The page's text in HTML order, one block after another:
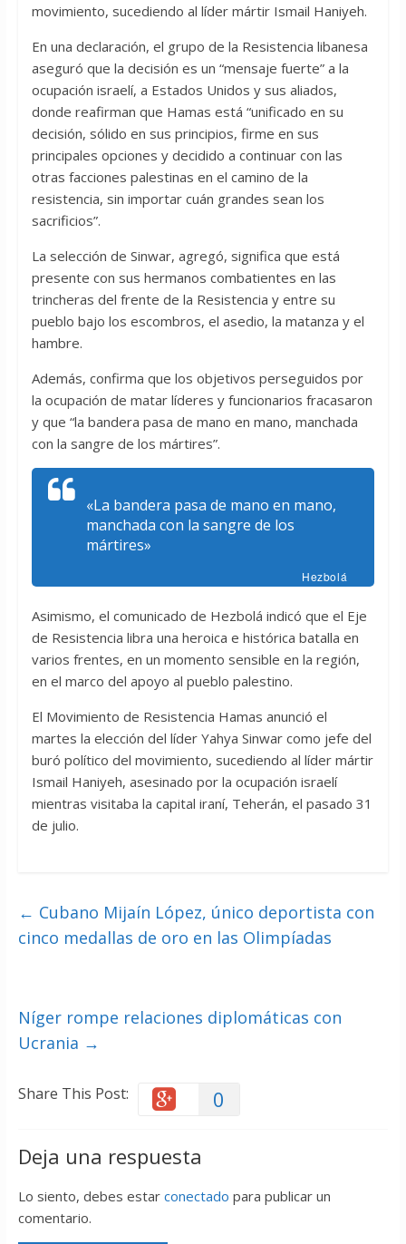
movimiento, sucediendo al líder mártir Ismail Haniyeh.
En una declaración, el grupo de la Resistencia libanesa
aseguró que la decisión es un “mensaje fuerte” a la
ocupación israelí, a Estados Unidos y sus aliados,
donde reafirman que Hamas está “unificado en su
decisión, sólido en sus principios, firme en sus
principales opciones y decidido a continuar con las
otras facciones palestinas en el camino de la
resistencia, sin importar cuán grandes sean los
sacrificios”.
La selección de Sinwar, agregó, significa que está
presente con sus hermanos combatientes en las
trincheras del frente de la Resistencia y entre su
pueblo bajo los escombros, el asedio, la matanza y el
hambre.
Además, confirma que los objetivos perseguidos por
la ocupación de matar líderes y funcionarios fracasaron
y que “la bandera pasa de mano en mano, manchada
con la sangre de los mártires”.
«La bandera pasa de mano en mano,
manchada con la sangre de los
mártires»
Hezbolá
Asimismo, el comunicado de Hezbolá indicó que el Eje
de Resistencia libra una heroica e histórica batalla en
varios frentes, en un momento sensible en la región,
en el marco del apoyo al pueblo palestino.
El Movimiento de Resistencia Hamas anunció el
martes la elección del líder Yahya Sinwar como jefe del
buró político del movimiento, sucediendo al líder mártir
Ismail Haniyeh, asesinado por la ocupación israelí
mientras visitaba la capital iraní, Teherán, el pasado 31
de julio.
← Cubano Mijaín López, único deportista con
cinco medallas de oro en las Olimpíadas
Níger rompe relaciones diplomáticas con
Ucrania →
Share This Post: 0
Deja una respuesta
Lo siento, debes estar conectado para publicar un
comentario.